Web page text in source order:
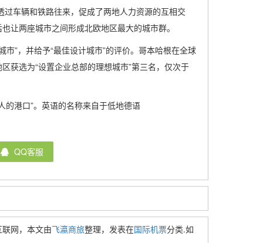
车辆和铁路往来，促成了两地人力资源的互相交
让两座城市之间形成北欧地区最大的城市群。
”，并给予“最佳设计城市”的评价。哥本哈根在全球
获选为“设置企业总部的理想城市”第三名，仅次于
的港口”。英语的名称来自于低地德语
QQ客服
网，本文由飞瀛商旅整理，发表在国际机票分类.如